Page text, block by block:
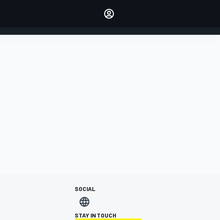
ACCEDI
SOCIAL
STAY IN TOUCH